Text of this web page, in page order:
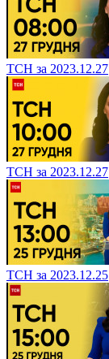
ТСН за 2023.12.27
ТСН за 2023.12.27
ТСН за 2023.12.25